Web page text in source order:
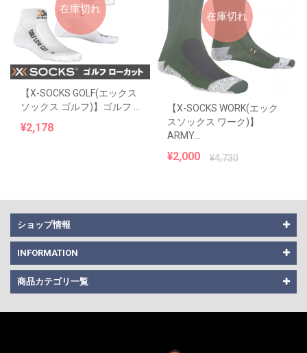
在庫切れ
【X-SOCKS GOLF(エックス
ソックス ゴルフ)】ゴルフ ...
¥2,178
在庫切れ
【X-SOCKS WORK(エック
スソックス ワーク)】
ARMY...
¥2,000 ¥4,730
ショップ情報
INFORMATION
商品カテゴリ一覧